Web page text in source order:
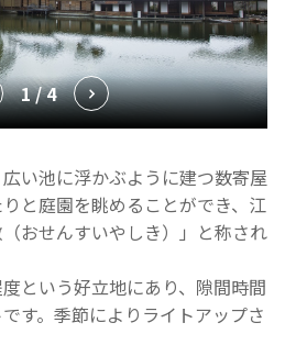
1 / 4
い池に浮かぶように建つ数寄屋
と庭園を眺めることができ、江
おせんすいやしき）」と称され
という好立地にあり、隙間時間
す。季節によりライトアップさ